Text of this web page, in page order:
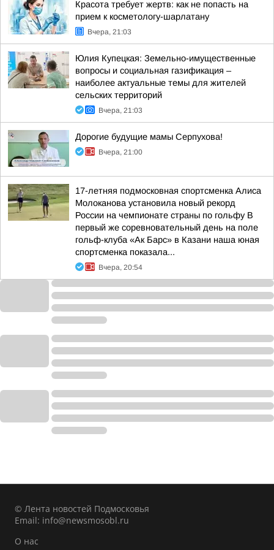
Красота требует жертв: как не попасть на
прием к косметологу-шарлатану
Вчера, 21:03
Юлия Купецкая: Земельно-имущественные
вопросы и социальная газификация –
наиболее актуальные темы для жителей
сельских территорий
Вчера, 21:03
Дорогие будущие мамы Серпухова!
Вчера, 21:00
17-летняя подмосковная спортсменка Алиса
Молоканова установила новый рекорд
России на чемпионате страны по гольфу В
первый же соревновательный день на поле
гольф-клуба «Ак Барс» в Казани наша юная
спортсменка показала...
Вчера, 20:54
© Лента новостей Подмосковья
Email: info@newsmosobl.ru
О нас